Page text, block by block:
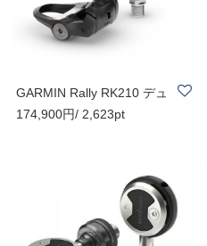
GARMIN Rally RK210 デュ
アルセンサー ペ..
174,900円/ 2,623pt